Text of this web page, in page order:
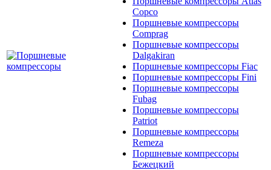
Copco
Поршневые компрессоры
Comprag
Поршневые компрессоры
Dalgakiran
Поршневые компрессоры Fiac
Поршневые компрессоры Fini
Поршневые компрессоры
Fubag
Поршневые компрессоры
Patriot
Поршневые компрессоры
Remeza
Поршневые компрессоры
Бежецкий